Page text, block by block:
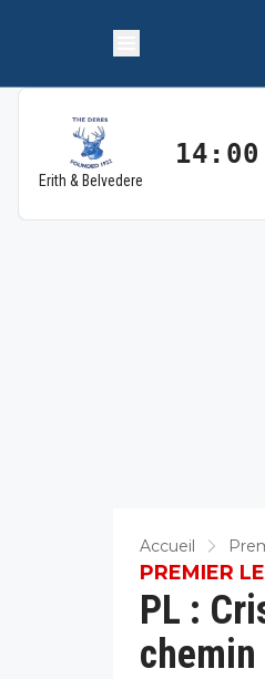
Erith & Belvedere
14:00
Accueil
PL :
chemin
PREMIER